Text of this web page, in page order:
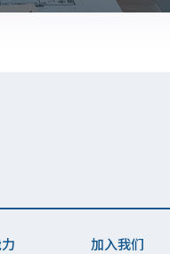
加入我们